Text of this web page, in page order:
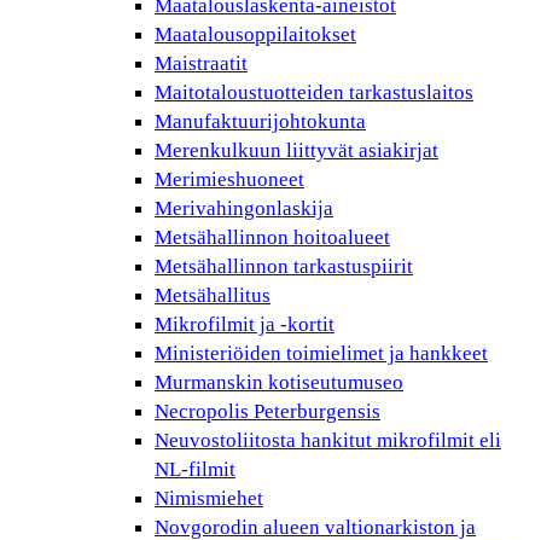
Maatalouslaskenta-aineistot
Maatalousoppilaitokset
Maistraatit
Maitotaloustuotteiden tarkastuslaitos
Manufaktuurijohtokunta
Merenkulkuun liittyvät asiakirjat
Merimieshuoneet
Merivahingonlaskija
Metsähallinnon hoitoalueet
Metsähallinnon tarkastuspiirit
Metsähallitus
Mikrofilmit ja -kortit
Ministeriöiden toimielimet ja hankkeet
Murmanskin kotiseutumuseo
Necropolis Peterburgensis
Neuvostoliitosta hankitut mikrofilmit eli
NL-filmit
Nimismiehet
Novgorodin alueen valtionarkiston ja